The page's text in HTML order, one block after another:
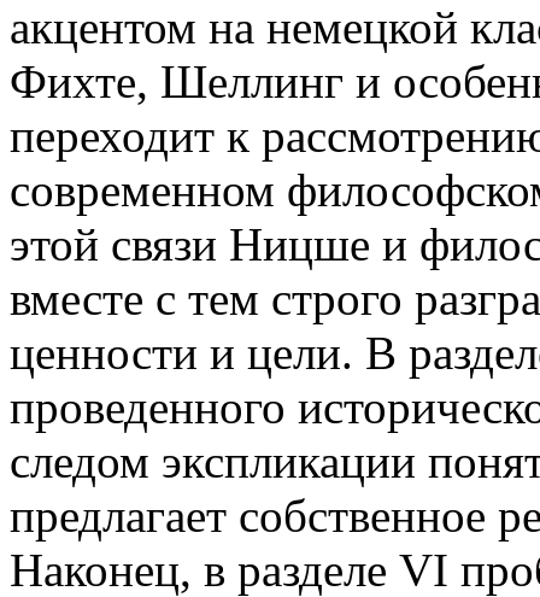
акцентом на немецкой
Фихте, Шеллинг и
переходит к
современном
этой связи Ницше и
вместе с тем строго
ценности и цели. В
проведенного
следом экспликации
предлагает собственное
Наконец, в разделе VI